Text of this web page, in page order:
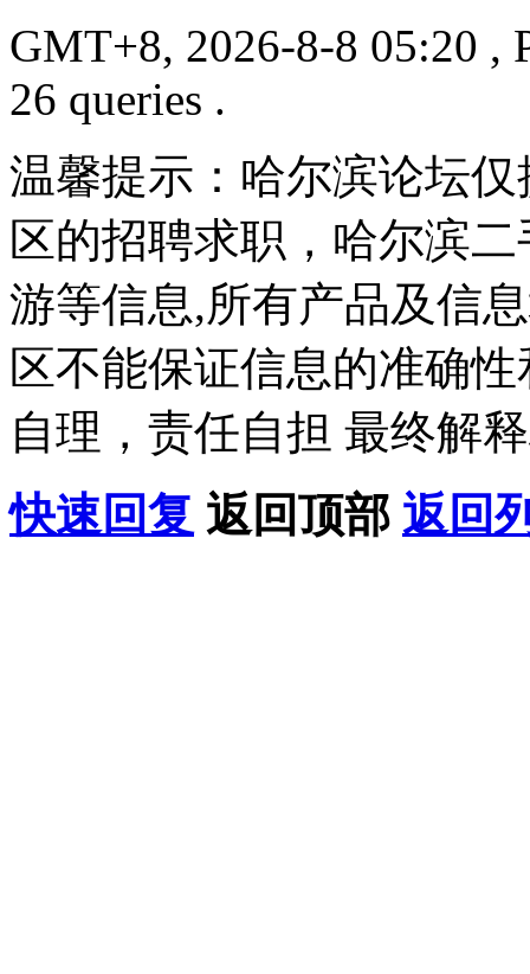
GMT+8, 2026-8-8 05:20 ,
26 queries .
温馨提示：哈尔滨论坛
区的招聘求职，哈尔滨
游等信息,所有产品及信
区不能保证信息的准确
自理，责任自担 最终解
快速回复 返回顶部 返回